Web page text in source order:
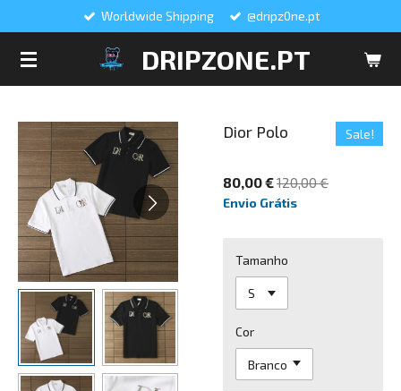
DRIPZONE.PT
Worldwide Shipping @dripz0ne.pt
Dior Polo Sale!
80,00 €120,00 €
Envio Grátis
Tamanho
Cor